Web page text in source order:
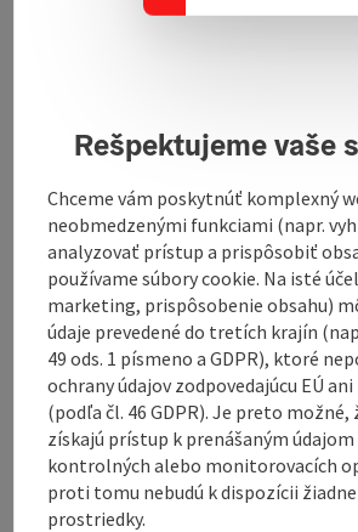
Children's bikes, trekking bikes,
electric bikes as well as accessories
Contact
Opening hours
Arrival
Prices
Rešpektujeme vaše
Chceme vám poskytnúť komplexný
neobmedzenými funkciami (napr.
analyzovať prístup a prispôsobiť
používame súbory cookie. Na isté
marketing, prispôsobenie obsahu)
údaje prevedené do tretích krajín
49 ods. 1 písmeno a GDPR), ktoré
ochrany údajov zodpovedajúcu EÚ
(podľa čl. 46 GDPR). Je preto možné,
získajú prístup k prenášaným údajom
kontrolných alebo monitorovacích
proti tomu nebudú k dispozícii
prostriedky.